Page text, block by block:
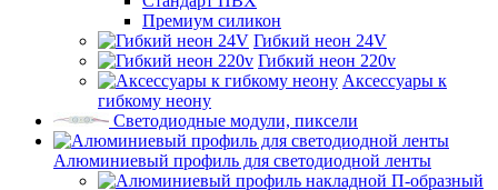
Премиум силикон
Гибкий неон 24V
Гибкий неон 220v
Аксессуары к
гибкому неону
Светодиодные модули, пиксели
Алюминиевый профиль для светодиодной ленты